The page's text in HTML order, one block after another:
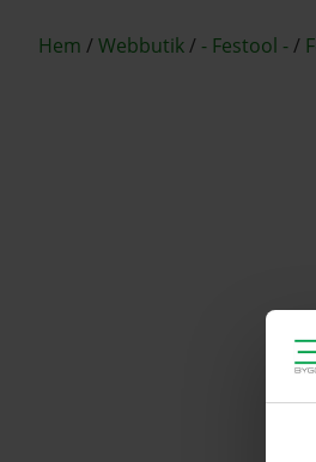
Hem /Webbutik/ - Festool -/